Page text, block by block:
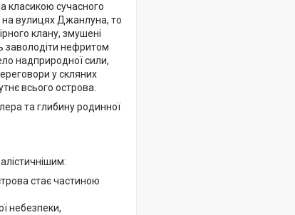
класикою сучасного
на вулицях Джанлуна, то
клану, змушені
заволодіти нефритом
надприродної сили,
у скляних
всього острова.
та глибину родинної
стає частиною
небезпеки,